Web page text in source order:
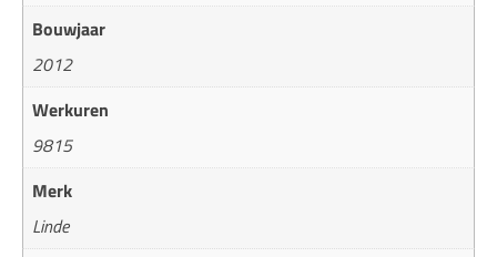
Bouwjaar
2012
Werkuren
9815
Merk
Linde